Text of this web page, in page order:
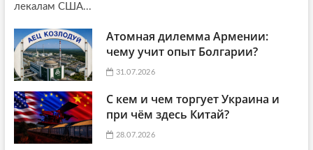
лекалам США...
Атомная дилемма Армении:
чему учит опыт Болгарии?
31.07.2026
С кем и чем торгует Украина и
при чём здесь Китай?
28.07.2026